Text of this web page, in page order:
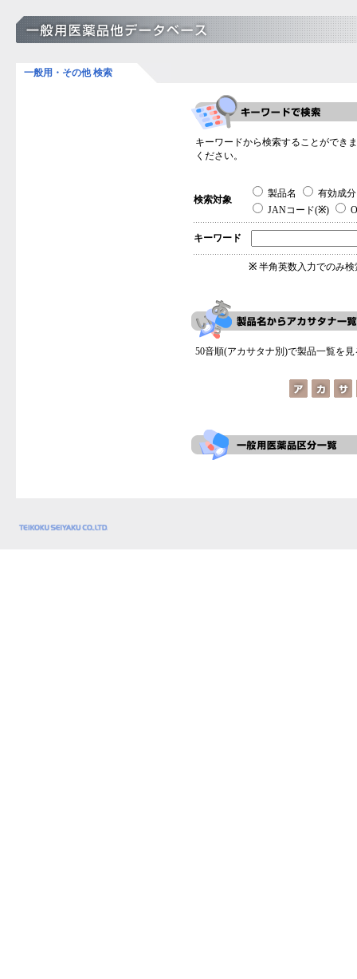
一般用・その他 検索
キーワードから検索することができ
ください。
検索対象
製品名
有効成
JANコード(※)
キーワード
※ 半角英数入力でのみ
50音順(アカサタナ別)で製品一覧を